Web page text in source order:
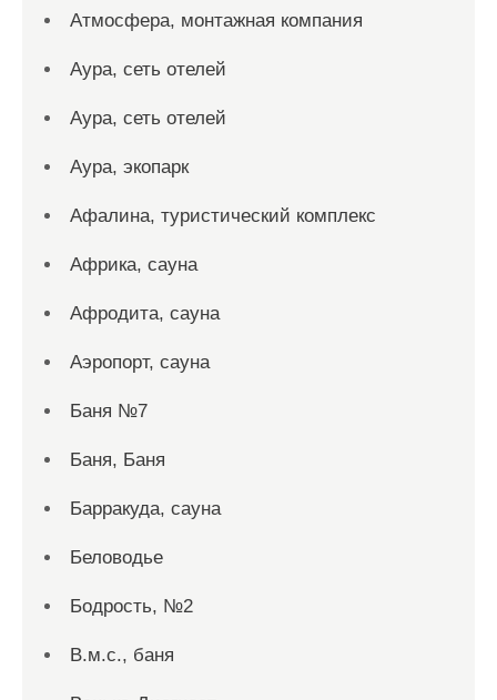
Атмосфера, монтажная компания
Аура, сеть отелей
Аура, сеть отелей
Аура, экопарк
Афалина, туристический комплекс
Африка, сауна
Афродита, сауна
Аэропорт, сауна
Баня №7
Баня, Баня
Барракуда, сауна
Беловодье
Бодрость, №2
В.м.с., баня